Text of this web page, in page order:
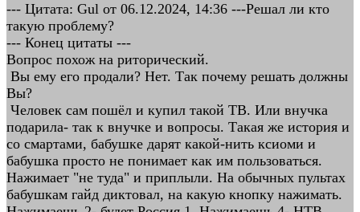
--- Цитата: Gul от 06.12.2024, 14:36 ---Решал ли кто
такую проблему?
--- Конец цитаты ---
Вопрос похож на риторический.
Вы ему его продали? Нет. Так почему решать должны
Вы?
Человек сам пошёл и купил такой ТВ. Или внучка
подарила- так к внучке и вопросы. Такая же история и
со смартами, бабушке дарят какой-нить ксиоми и
бабушка просто не понимает как им пользоваться.
Нажимает "не туда" и приплыли. На обычных пультах
бабушкам гайд диктовал, на какую кнопку нажимать.